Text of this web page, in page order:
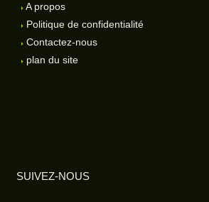
A propos
Politique de confidentialité
Contactez-nous
plan du site
SUIVEZ-NOUS